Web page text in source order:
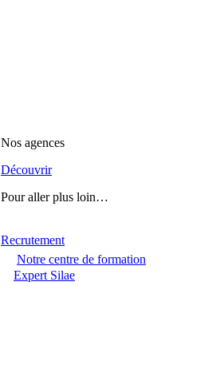
Nos agences
Découvrir
Pour aller plus loin…
Recrutement
Notre centre de formation
Expert Silae